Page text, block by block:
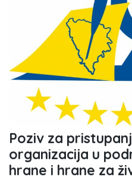
Poziv za
organizacija u
hrane i hrane za